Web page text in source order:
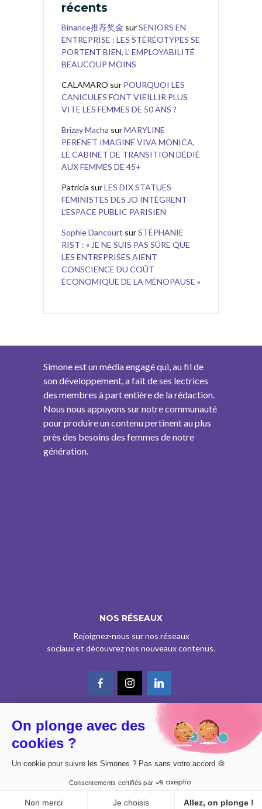
récents
Binance推荐奖金 surSENIORS EN
ENTREPRISE : LES STÉRÉOTYPES SE
PORTENT BIEN, L’ EMPLOYABILITÉ
BEAUCOUP MOINS
CALAMARO sur POURQUOI LES
CANICULES FONT VIEILLIR PLUS
VITE LES FEMMES DE 50 ANS ?
Brizay Macha surMARYLINE
PERENET IMAGINE VIVA MONICA,
LE CABINET DE TRANSITION DÉDIÉ
AUX FEMMES DE 45+
Patricia surLES DIX STATUES
FÉMINISTES DES JO INTÈGRENT
L’ESPACE PUBLIC PARISIEN
Sophie Dancourt surSTÉPHANIE
RIST : « JE NE SUIS PAS SÛRE QUE
LES ENTREPRISES AIENT
CONSCIENCE DU COÛT
ÉCONOMIQUE DE LA MÉNOPAUSE »
Simone est un média engagé qui, au fil de
son développement, a fait de ses lectrices
des membres à part entière de la rédaction.
Nous nous appuyons sur notre communauté
pour produire un contenu pertinent au plus
près des besoins des femmes de notre
génération.
NOS RÉSEAUX
Rejoignez-nous sur nos réseaux
sociaux et découvrez nos nouveaux contenus.
© CE SITE EST AGRÉÉ COMME SERVICE DE PRESSE EN LIGNE PAR LA
CPPAP SOUS LE N° 0626 Z 93934 (IPG ART.39BISA CGI)
POLITIQUE DE CONFIDENTIALITÉ
On plonge avec des
cookies ?
Un cookie pour suivre les Simones ? Pas sans votre accord 🍪
Consentements certifiés par
Non merci Je choisis Allez, on plonge !